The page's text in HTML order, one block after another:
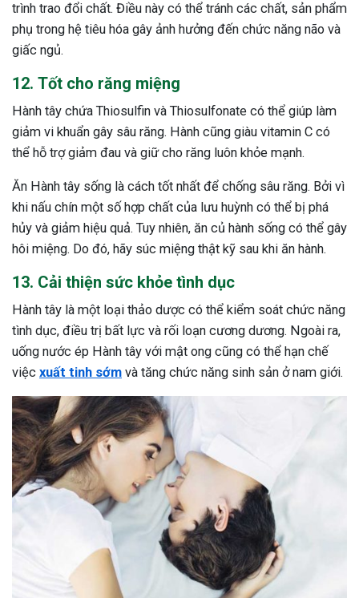
trình trao đổi chất. Điều này có thể tránh các chất, sản phẩm
phụ trong hệ tiêu hóa gây ảnh hưởng đến chức năng não và
giấc ngủ.
12. Tốt cho răng miệng
Hành tây chứa Thiosulfin và Thiosulfonate có thể giúp làm
giảm vi khuẩn gây sâu răng. Hành cũng giàu vitamin C có
thể hỗ trợ giảm đau và giữ cho răng luôn khỏe mạnh.
Ăn Hành tây sống là cách tốt nhất để chống sâu răng. Bởi vì
khi nấu chín một số hợp chất của lưu huỳnh có thể bị phá
hủy và giảm hiệu quả. Tuy nhiên, ăn củ hành sống có thể gây
hôi miệng. Do đó, hãy súc miệng thật kỹ sau khi ăn hành.
13. Cải thiện sức khỏe tình dục
Hành tây là một loại thảo dược có thể kiểm soát chức năng
tình dục, điều trị bất lực và rối loạn cương dương. Ngoài ra,
uống nước ép Hành tây với mật ong cũng có thể hạn chế
việc xuất tinh sớm và tăng chức năng sinh sản ở nam giới.